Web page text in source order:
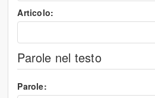
Articolo:
Parole nel testo
Parole: